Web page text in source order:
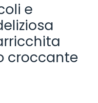
e
croccante